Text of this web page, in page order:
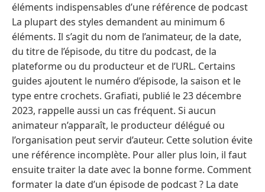
éléments indispensables d’une référence de podcast
La plupart des styles demandent au minimum 6
éléments. Il s’agit du nom de l’animateur, de la date,
du titre de l’épisode, du titre du podcast, de la
plateforme ou du producteur et de l’URL. Certains
guides ajoutent le numéro d’épisode, la saison et le
type entre crochets. Grafiati, publié le 23 décembre
2023, rappelle aussi un cas fréquent. Si aucun
animateur n’apparaît, le producteur délégué ou
l’organisation peut servir d’auteur. Cette solution évite
une référence incomplète. Pour aller plus loin, il faut
ensuite traiter la date avec la bonne forme. Comment
formater la date d’un épisode de podcast ? La date